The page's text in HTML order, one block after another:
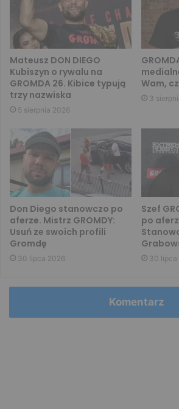
Mateusz DON DIEGO
Kubiszyn o rywalu na
GROMDA 26. Kibice typują
trzy nazwiska
5 sierpnia 2026
Wam,
3
Don Diego stanowczo po
aferze. Mistrz GROMDY:
Usuń ze swoich profili
Gromdę
30 lipca 2026
Szef
po
30 lipca
Komentarz